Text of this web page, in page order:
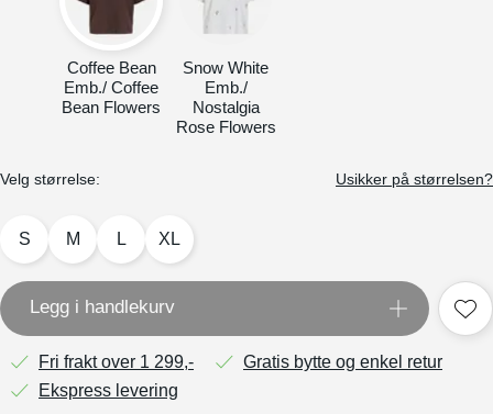
Coffee Bean
Emb./ Coffee
Bean Flowers
Snow White
Emb./
Nostalgia
Rose Flowers
Velg størrelse: Usikker på størrelsen?
S M L XL
Legg i handlekurv
Fri frakt over 1 299,-
Gratis bytte og enkel retur
Ekspress levering